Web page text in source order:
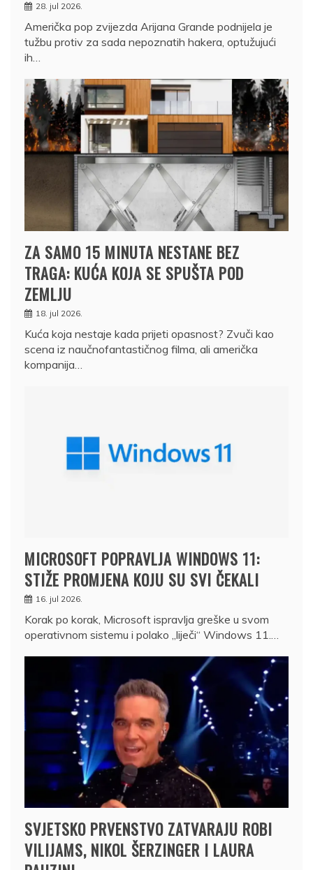
28. jul 2026.
Američka pop zvijezda Arijana Grande podnijela je
tužbu protiv za sada nepoznatih hakera, optužujući
ih…
ZA SAMO 15 MINUTA NESTANE BEZ
TRAGA: KUĆA KOJA SE SPUŠTA POD
ZEMLJU
18. jul 2026.
Kuća koja nestaje kada prijeti opasnost? Zvuči kao
scena iz naučnofantastičnog filma, ali američka
kompanija…
MICROSOFT POPRAVLJA WINDOWS 11:
STIŽE PROMJENA KOJU SU SVI ČEKALI
16. jul 2026.
Korak po korak, Microsoft ispravlja greške u svom
operativnom sistemu i polako „liječi“ Windows 11.…
SVJETSKO PRVENSTVO ZATVARAJU ROBI
VILIJAMS, NIKOL ŠERZINGER I LAURA